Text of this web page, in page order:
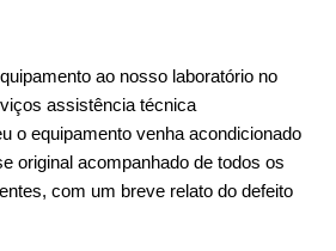
ao nosso laboratório no
assistência técnica
o equipamento venha acondicionado
original acompanhado de todos os
com um breve relato do defeito